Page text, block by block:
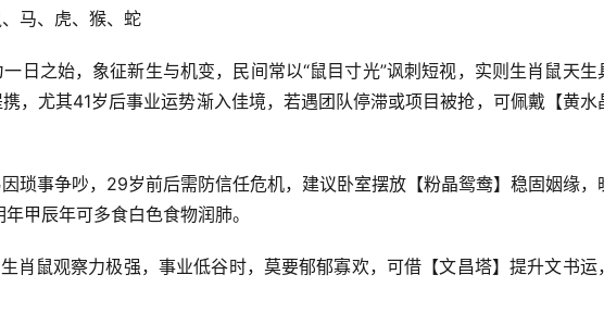
马、虎、猴、蛇
日之始，象征新生与机变，民间常以“鼠目寸光”讽刺短视，实则生肖鼠天生
，尤其41岁后事业运势渐入佳境，若遇团队停滞或项目被抢，可佩戴【黄水
琐事争吵，29岁前后需防信任危机，建议卧室摆放【粉晶鸳鸯】稳固姻缘，
甲辰年可多食白色食物润肺。
肖鼠观察力极强，事业低谷时，莫要郁郁寡欢，可借【文昌塔】提升文书运